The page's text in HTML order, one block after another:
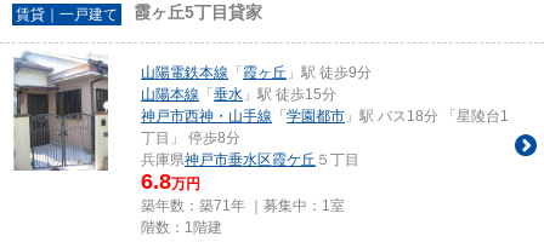
賃貸｜一戸建て 霞ヶ丘5丁目貸家
山陽電鉄本線 「 霞ヶ丘 」駅 徒歩9分
山陽本線 「 垂水 」駅 徒歩15分
神戸市西神・山手線 「 学園都市 」駅 バス18分 「星陵台1
丁目」 停歩8分
兵庫県神戸市垂水区霞ケ丘 ５丁目
6.8万円
築年数：築71年 ｜募集中： 1室
階数：1階建